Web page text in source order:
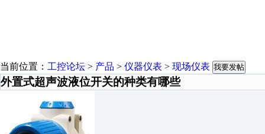
当前位置： 工控论坛 > 产品 > 仪器仪表 > 现场仪表 我要发帖
外置式超声波液位开关的种类有哪些